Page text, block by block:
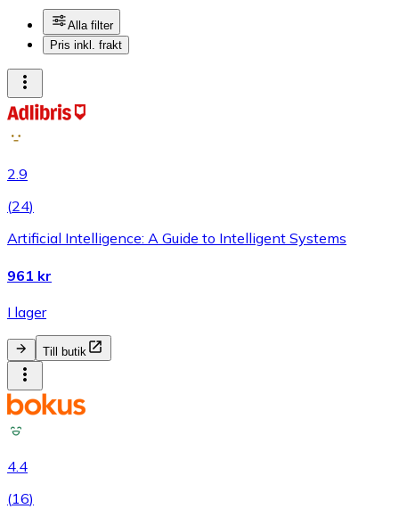
Alla filter
Pris inkl. frakt
2.9
(24)
Artificial Intelligence: A Guide to Intelligent Systems
961 kr
I lager
Till butik
4.4
(16)